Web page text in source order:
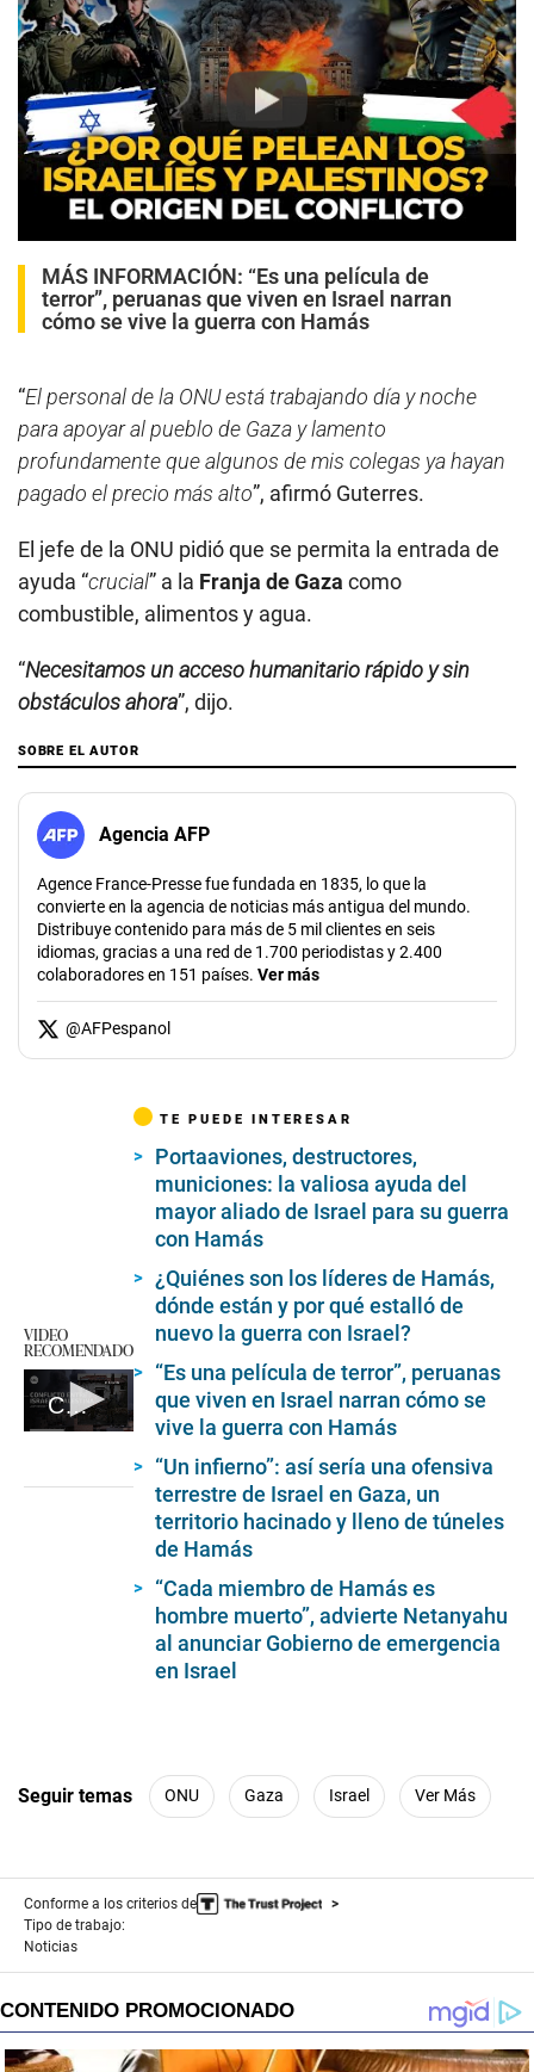
Play
MÁS INFORMACIÓN: “Es una película de
terror”, peruanas que viven en Israel narran
cómo se vive la guerra con Hamás
“El personal de la ONU está trabajando día y noche
para apoyar al pueblo de Gaza y lamento
profundamente que algunos de mis colegas ya hayan
pagado el precio más alto”, afirmó Guterres.
El jefe de la ONU pidió que se permita la entrada de
ayuda “crucial” a la Franja de Gaza como
combustible, alimentos y agua.
“Necesitamos un acceso humanitario rápido y sin
obstáculos ahora”, dijo.
SOBRE EL AUTOR
Agencia AFP
Agence France-Presse fue fundada en 1835, lo que la
convierte en la agencia de noticias más antigua del mundo.
Distribuye contenido para más de 5 mil clientes en seis
idiomas, gracias a una red de 1.700 periodistas y 2.400
colaboradores en 151 países. Ver más
@AFPespanol
VIDEO
RECOMENDADO
Claves para entender el conflicto entre Palestina e Israel
TE PUEDE INTERESAR
Portaaviones, destructores,
municiones: la valiosa ayuda del
mayor aliado de Israel para su guerra
con Hamás
¿Quiénes son los líderes de Hamás,
dónde están y por qué estalló de
nuevo la guerra con Israel?
“Es una película de terror”, peruanas
que viven en Israel narran cómo se
vive la guerra con Hamás
“Un infierno”: así sería una ofensiva
terrestre de Israel en Gaza, un
territorio hacinado y lleno de túneles
de Hamás
“Cada miembro de Hamás es
hombre muerto”, advierte Netanyahu
al anunciar Gobierno de emergencia
en Israel
Seguir temas ONU Gaza Israel Ver Más
Conforme a los criterios de
Tipo de trabajo:
Noticias